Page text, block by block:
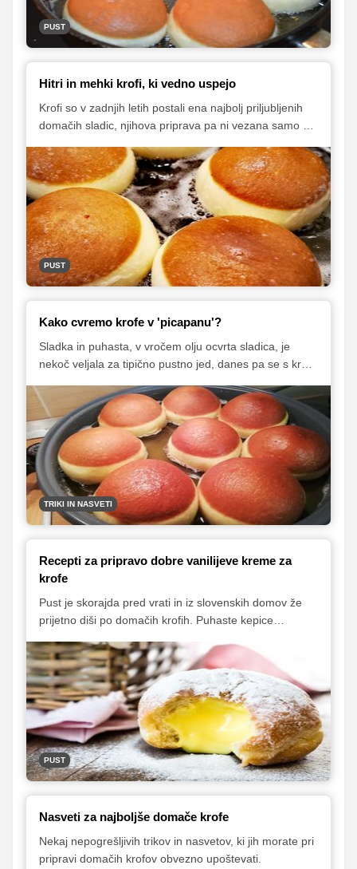
PUST
Hitri in mehki krofi, ki vedno uspejo
Krofi so v zadnjih letih postali ena najbolj priljubljenih
domačih sladic, njihova priprava pa ni vezana samo na
Sanja Sirk, drugouvrščena tekmovalka pete sezone
priljubljenega kuharskega tekmovanja MasterChef
Slovenija, nam je zaupala recept, po katerem jih sama
pripravlja in nam podala tudi nekaj nasvetov, s katerimi
nam bodo krofi zagotovo uspeli.
PUST
Kako cvremo krofe v 'picapanu'?
Sladka in puhasta, v vročem olju ocvrta sladica, je
nekoč veljala za tipično pustno jed, danes pa se s krofi
seveda želi tudi sam pripraviti mehke in rahle krofe z
lepimi kranceljni, za kar pa poleg dobrega recepta
potrebujemo tudi pravi postopek cvrenja. V zadnjih letih
je večji lonec zamenjal kar globok električni pekač,
pogosto imenovan kar 'picapan', v katerem se krofi po
mnenju številnih gospodinj najlepše ocvrejo.
TRIKI IN NASVETI
Recepti za pripravo dobre vanilijeve kreme za
krofe
Pust je skorajda pred vrati in iz slovenskih domov že
prijetno diši po domačih krofih. Puhaste kepice
kakšno drugo marmelado, v zadnjem času pa sta
priljubljeni polnili tudi Nutella in vaniljeva krema. Po
spletu smo pobrskali za različnimi recepti, ki vam bodo
pri pripravi dobre vaniljeve kreme zagotovo v veliko
pomoč.
PUST
Nasveti za najboljše domače krofe
Nekaj nepogrešljivih trikov in nasvetov, ki jih morate pri
pripravi domačih krofov obvezno upoštevati.